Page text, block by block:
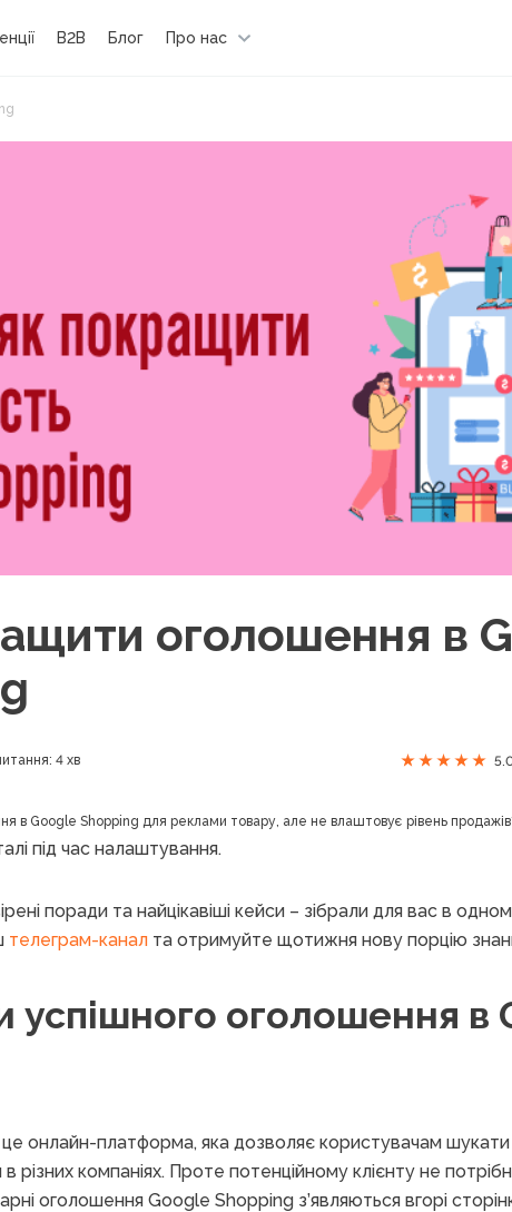
B2B Блог Про нас
оголошення в
4 хв
в Google Shopping для реклами товару, але не влаштовує рівень
під час налаштування.
поради та найцікавіші кейси – зібрали для вас в
телеграм-канал та отримуйте щотижня нову порцію
успішного оголошення в
це онлайн-платформа, яка дозволяє користувачам
в різних компаніях. Проте потенційному клієнту не
оголошення Google Shopping з’являються вгорі